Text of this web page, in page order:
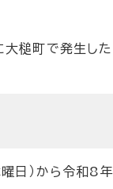
槌町で発生した
日）から令和8